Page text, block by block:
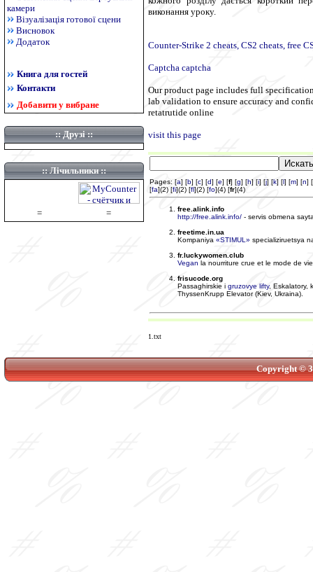
камери
Візуалізація готової сцени
Висновок
Додаток
Книга для гостей
Контакти
Добавити у вибране
::Друзі::
:: Лічильники ::
= =
виконання уроку.
Counter-Strike 2 cheats, CS2 cheats, free
Captcha captcha
Our product page includes full
lab validation to ensure accuracy and
retatrutide online
visit this page
Pages: [a] [b] [c] [d] [e] [f] [g] [h] [i] [j] [k] [l] [m] [n] [
[fa](2) [fi](2) [fl](2) [fo](4) [fr](4)
free.alink.info
http://free.alink.info/ - servis obmena
freetime.in.ua
Kompaniya «STIMUL» specializiruetsya
fr.luckywomen.club
Vegan la nourriture crue et le mode de
frisucode.org
Passaghirskie i gruzovye lifty, Eskalatory,
ThyssenKrupp Elevator (Kiev, Ukraina).
1.txt
Copyright ©